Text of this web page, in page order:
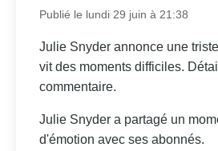
Publié le lundi 29 juin à 21:38
Julie Snyder annonce une
vit des moments difficiles.
commentaire.
Julie Snyder a partagé un
d'émotion avec ses abonnés.